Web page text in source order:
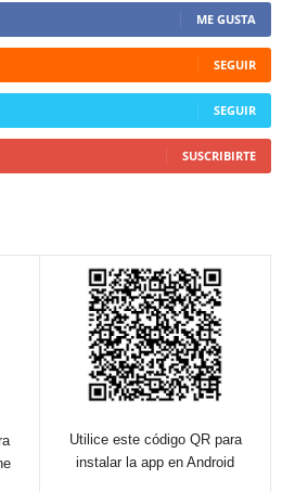
ME GUSTA
SEGUIR
SEGUIR
SUSCRIBIRTE
Utilice este código QR para
instalar la app en Android